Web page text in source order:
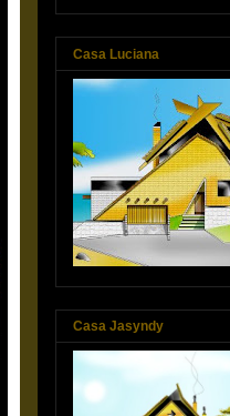
Casa Luciana
Casa Jasyndy